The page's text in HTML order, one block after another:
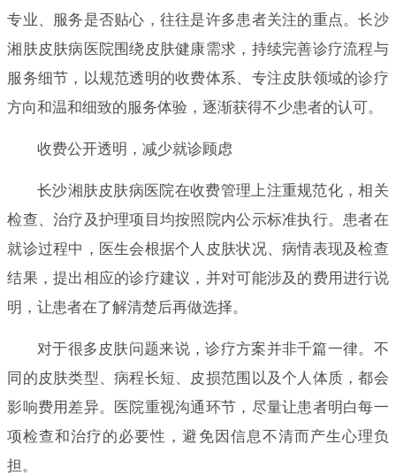
专业、服务是否贴心，往往是许多患者关注的重点。长沙
湘肤皮肤病医院围绕皮肤健康需求，持续完善诊疗流程与
服务细节，以规范透明的收费体系、专注皮肤领域的诊疗
方向和温和细致的服务体验，逐渐获得不少患者的认可。
收费公开透明，减少就诊顾虑
长沙湘肤皮肤病医院在收费管理上注重规范化，相关
检查、治疗及护理项目均按照院内公示标准执行。患者在
就诊过程中，医生会根据个人皮肤状况、病情表现及检查
结果，提出相应的诊疗建议，并对可能涉及的费用进行说
明，让患者在了解清楚后再做选择。
对于很多皮肤问题来说，诊疗方案并非千篇一律。不
同的皮肤类型、病程长短、皮损范围以及个人体质，都会
影响费用差异。医院重视沟通环节，尽量让患者明白每一
项检查和治疗的必要性，避免因信息不清而产生心理负
担。